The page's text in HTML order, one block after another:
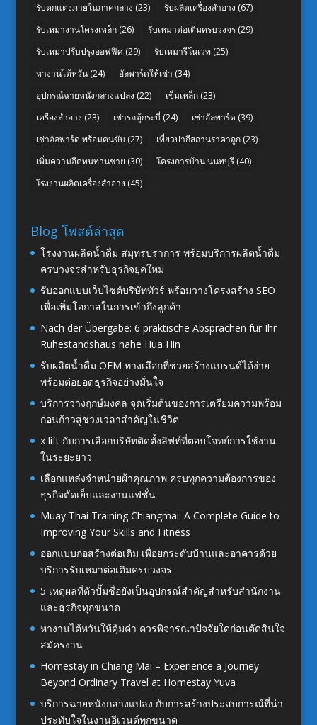
รับตกแต่งภายในภาคกลาง (23) รับผลิตเครื่องสำอาง (67)
รับเหมางานโครงเหล็ก(26) รับเหมาต่อเติมครบวงจร(29)
รับเหมาปรับปรุงออฟฟิศ(29) รับเหมารีโนเวท (25)
หางานไต้หวัน(24) อัลพาร์ดให้เช่า (34)
อุปกรณ์ฉายหนังกลางแปลง (22) เข็มเหล็ก(23)
เครื่องสำอาง (23) เช่ารถตู้กระบี่ (24) เช่าอัลพาร์ด (39)
เช่าอัลพาร์ด พร้อมคนขับ (27) เที่ยวปากีสถานราคาถูก(23)
เพิ่มความอึดทนท่านชาย (30) โครงการบ้าน นนทบุรี(40)
โรงงานผลิตเครื่องสำอาง (45)
Blog โพสต์ล่าสุด
โรงงานผลิตน้ำดื่ม สมุทรปราการ พร้อมบริการผลิตน้ำดื่ม
ครบวงจรสำหรับธุรกิจยุคใหม่
รับออกแบบเว็บไซต์บริษัททัวร์ พร้อมวางโครงสร้าง SEO
เพื่อเพิ่มโอกาสในการเข้าถึงลูกค้า
Nach der Übergabe: 6 praktische Absprachen für Ihr
Ruhestandshaus nahe Hua Hin
รับผลิตน้ำดื่ม OEM ทางเลือกที่ช่วยสร้างแบรนด์ได้ง่าย
พร้อมต่อยอดธุรกิจอย่างมั่นใจ
บริการวางฤกษ์มงคล จุดเริ่มต้นของการเตรียมความพร้อม
ก่อนก้าวสู่ช่วงเวลาสำคัญในชีวิต
x lift กับการเลือกบริษัทติดตั้งลิฟท์ที่ตอบโจทย์การใช้งาน
ในระยะยาว
เลือกแหล่งจำหน่ายผ้าคุณภาพ ครบทุกความต้องการของ
ธุรกิจตัดเย็บและงานแฟชั่น
Muay Thai Training Chiangmai: A Complete Guide to
Improving Your Skills and Fitness
ออกแบบก่อสร้างต่อเติม เพื่อยกระดับบ้านและอาคารด้วย
บริการรับเหมาต่อเติมครบวงจร
5 เหตุผลที่ตัวปั๊มชื่อยังเป็นอุปกรณ์สำคัญสำหรับสำนักงาน
และธุรกิจทุกขนาด
หางานไต้หวันให้คุ้มค่า ควรพิจารณาปัจจัยใดก่อนตัดสินใจ
สมัครงาน
Homestay in Chiang Mai – Experience a Journey
Beyond Ordinary Travel at Homestay Yuva
บริการฉายหนังกลางแปลง กับการสร้างประสบการณ์ที่น่า
ประทับใจในงานอีเวนต์ทุกขนาด